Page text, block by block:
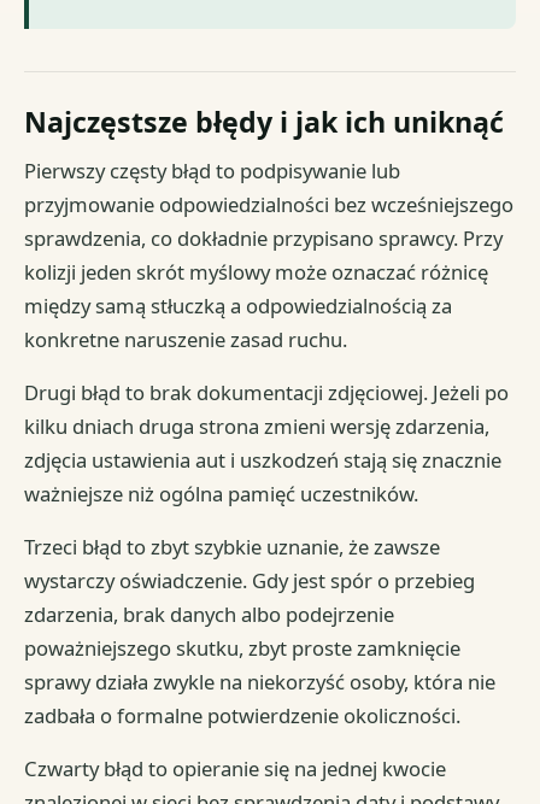
Najczęstsze błędy i jak ich uniknąć
Pierwszy częsty błąd to podpisywanie lub
przyjmowanie odpowiedzialności bez wcześniejszego
sprawdzenia, co dokładnie przypisano sprawcy. Przy
kolizji jeden skrót myślowy może oznaczać różnicę
między samą stłuczką a odpowiedzialnością za
konkretne naruszenie zasad ruchu.
Drugi błąd to brak dokumentacji zdjęciowej. Jeżeli po
kilku dniach druga strona zmieni wersję zdarzenia,
zdjęcia ustawienia aut i uszkodzeń stają się znacznie
ważniejsze niż ogólna pamięć uczestników.
Trzeci błąd to zbyt szybkie uznanie, że zawsze
wystarczy oświadczenie. Gdy jest spór o przebieg
zdarzenia, brak danych albo podejrzenie
poważniejszego skutku, zbyt proste zamknięcie
sprawy działa zwykle na niekorzyść osoby, która nie
zadbała o formalne potwierdzenie okoliczności.
Czwarty błąd to opieranie się na jednej kwocie